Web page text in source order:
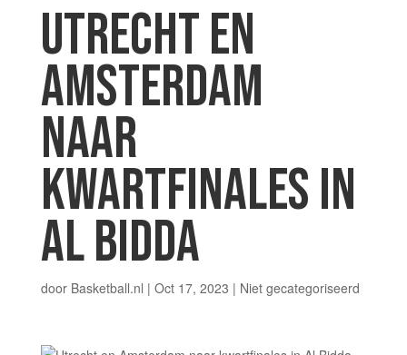
UTRECHT EN
AMSTERDAM
NAAR
KWARTFINALES IN
AL BIDDA
door Basketball.nl | Oct 17, 2023 | Niet gecategoriseerd